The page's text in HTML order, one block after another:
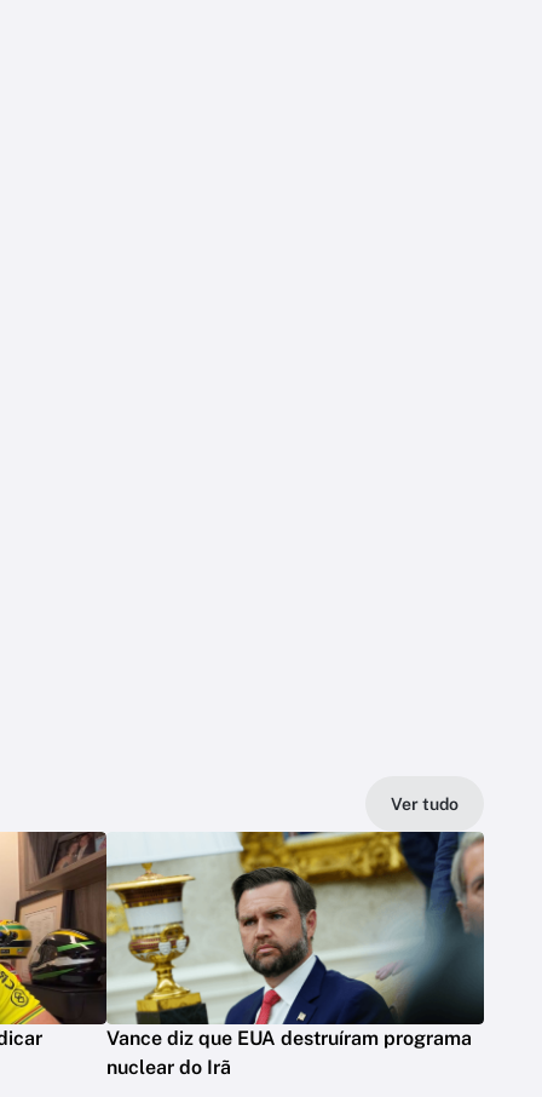
Ver tudo
Vance diz que EUA destruíram programa
nuclear do Irã